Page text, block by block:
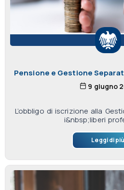
Pensione e Gestione
9 giugno
L’obbligo di iscrizione alla
i&nbsp;liberi
Leggi di più